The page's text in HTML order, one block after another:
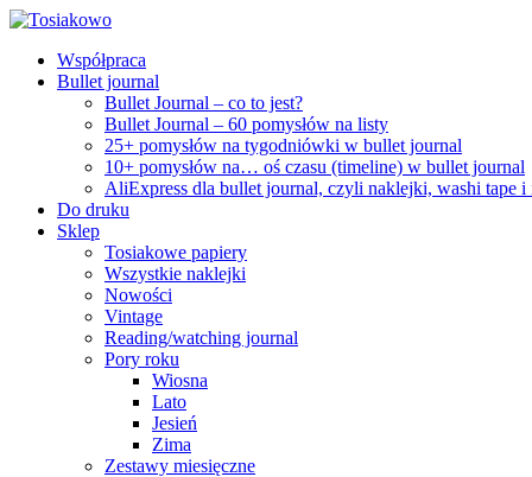
Współpraca
Bullet journal
Bullet Journal – co to jest?
Bullet Journal – 60 pomysłów na listy
25+ pomysłów na tygodniówki w bullet journal
10+ pomysłów na… oś czasu (timeline) w bullet journal
AliExpress dla bullet journal, czyli naklejki, washi tape i
Do druku
Sklep
Tosiakowe papiery
Wszystkie naklejki
Nowości
Vintage
Reading/watching journal
Pory roku
Wiosna
Lato
Jesień
Zima
Zestawy miesięczne